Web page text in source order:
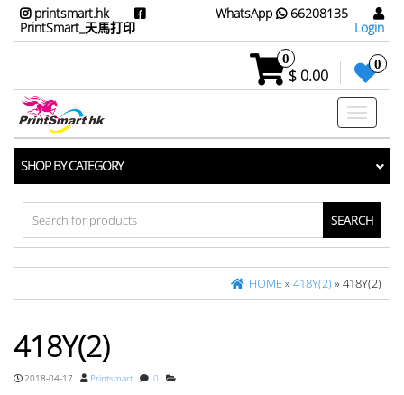
printsmart.hk
PrintSmart_天馬打印
WhatsApp
66208135
Login
0
$ 0.00
0
Toggle
SHOP BY CATEGORY
Search
for:
HOME»418Y(2) » 418Y(2)
418Y(2)
2018-04-17 Printsmart 0